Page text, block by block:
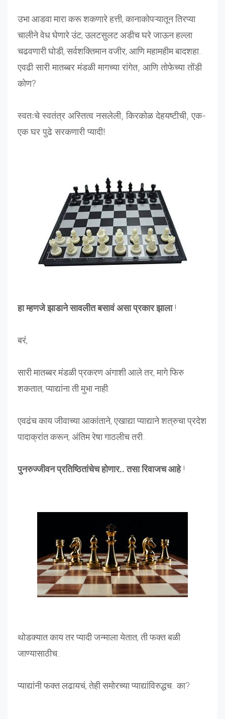
उभा आडवा मारा करू शकणारे हत्ती, कानाकोपऱ्यातून तिरप्या
चालीने वेध घेणारे उंट, उलटसुलट अडीच घरे जाऊन हल्ला
चढवणारी घोडी, सर्वशक्तिमान वजीर, आणि महामहीम बादशहा..
एवढी सारी मातब्बर मंडळी मागच्या रांगेत, आणि तोफेच्या तोंडी
कोण?
स्वतःचे स्वतंत्र अस्तित्व नसलेली, किरकोळ देहयष्टीची, एक-
एक घर पुढे सरकणारी प्यादी!
हा म्हणजे झाडाने सावलीत बसावं असा प्रकार झाला!
बरं,
सारी मातब्बर मंडळी प्रकरण अंगाशी आले तर, मागे फिरु
शकतात, प्याद्यांना ती मुभा नाही.
एवढंच काय जीवाच्या आकांताने, एखाद्या प्याद्याने शत्रुचा प्रदेश
पादाक्रांत करून, अंतिम रेषा गाठलीच तरी..
पुनरुज्जीवन प्रतिष्ठितांचेच होणार.. तसा रिवाजच आहे!
थोडक्यात काय तर प्यादी जन्माला येतात, ती फक्त बळी
जाण्यासाठीच..
प्याद्यांनी फक्त लढायचं, तेही समोरच्या प्याद्यांविरुद्धच.. का?